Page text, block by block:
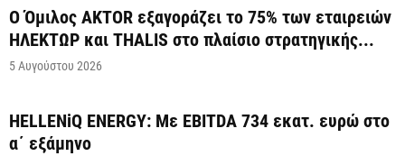
Ο Όμιλος AKTOR εξαγοράζει το 75% των εταιρειών
ΗΛΕΚΤΩΡ και THALIS στο πλαίσιο στρατηγικής...
5 Αυγούστου 2026
HELLENiQ ENERGY: Με EBITDA 734 εκατ. ευρώ στο
α΄ εξάμηνο